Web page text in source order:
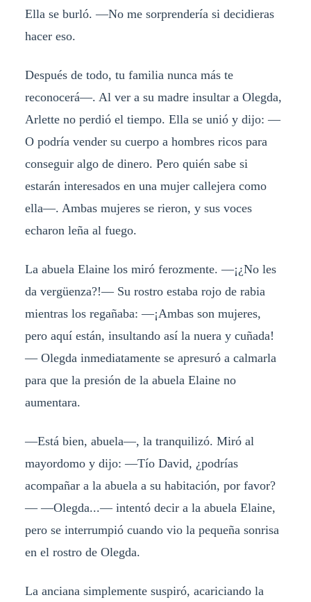
Ella se burló. —No me sorprendería si decidieras
hacer eso.
Después de todo, tu familia nunca más te
reconocerá—. Al ver a su madre insultar a Olegda,
Arlette no perdió el tiempo. Ella se unió y dijo: —
O podría vender su cuerpo a hombres ricos para
conseguir algo de dinero. Pero quién sabe si
estarán interesados en una mujer callejera como
ella—. Ambas mujeres se rieron, y sus voces
echaron leña al fuego.
La abuela Elaine los miró ferozmente. —¡¿No les
da vergüenza?!— Su rostro estaba rojo de rabia
mientras los regañaba: —¡Ambas son mujeres,
pero aquí están, insultando así la nuera y cuñada!
— Olegda inmediatamente se apresuró a calmarla
para que la presión de la abuela Elaine no
aumentara.
—Está bien, abuela—, la tranquilizó. Miró al
mayordomo y dijo: —Tío David, ¿podrías
acompañar a la abuela a su habitación, por favor?
— —Olegda...— intentó decir a la abuela Elaine,
pero se interrumpió cuando vio la pequeña sonrisa
en el rostro de Olegda.
La anciana simplemente suspiró, acariciando la